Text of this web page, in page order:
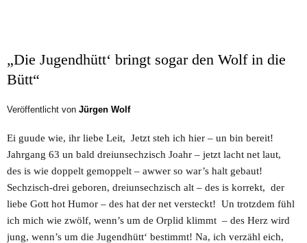
„Die Jugendhütt‘ bringt sogar den Wolf in die
Bütt“
Veröffentlicht von Jürgen Wolf
Ei guude wie, ihr liebe Leit, Jetzt steh ich hier – un bin bereit!
Jahrgang 63 un bald dreiunsechzisch Joahr – jetzt lacht net laut,
des is wie doppelt gemoppelt – awwer so war’s halt gebaut!
Sechzisch-drei geboren, dreiunsechzisch alt – des is korrekt, der
liebe Gott hot Humor – des hat der net versteckt! Un trotzdem fühl
ich mich wie zwölf, wenn’s um de Orplid klimmt – des Herz wird
jung, wenn’s um die Jugendhütt‘ bestimmt! Na, ich verzähl eich,